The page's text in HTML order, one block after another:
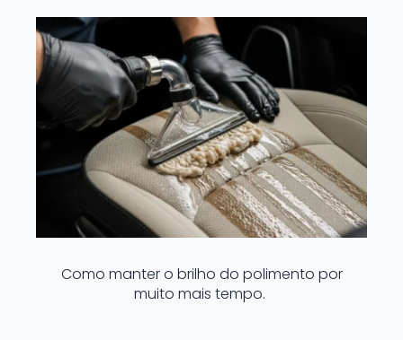
Como manter o brilho do polimento por
muito mais tempo.